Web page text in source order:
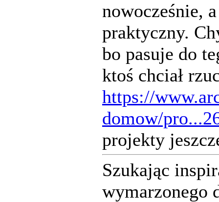
nowocześnie,
praktyczny.
bo pasuje do
ktoś chciał
https://
domow/
projekty
Szukając
wymarzonego